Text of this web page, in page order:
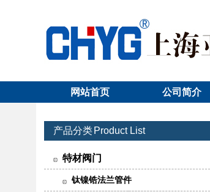
网站首页 公司简介
产品分类 Product List
特材阀门
钛镍锆法兰管件